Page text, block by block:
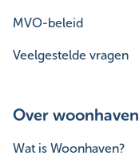
MVO-beleid
Veelgestelde vragen
Over woonhaven
Wat is Woonhaven?